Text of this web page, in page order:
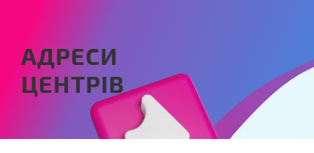
АДРЕСИ
ЦЕНТРІВ